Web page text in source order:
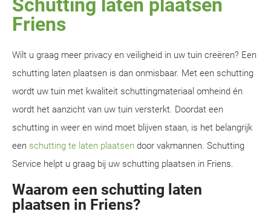
Schutting laten plaatsen
Friens
Wilt u graag meer privacy en veiligheid in uw tuin creëren? Een
schutting laten plaatsen is dan onmisbaar. Met een schutting
wordt uw tuin met kwaliteit schuttingmateriaal omheind én
wordt het aanzicht van uw tuin versterkt. Doordat een
schutting in weer en wind moet blijven staan, is het belangrijk
een schutting te laten plaatsen door vakmannen. Schutting
Service helpt u graag bij uw schutting plaatsen in Friens.
Waarom een schutting laten
plaatsen in Friens?